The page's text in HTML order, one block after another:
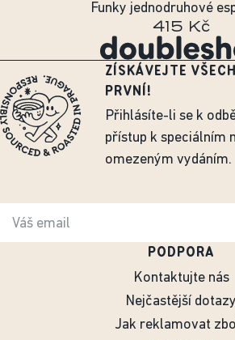
Funky jednodruhové
415 Kč
ZÍSKÁVEJTE
PRVNÍ!
Přihlásíte-li se k
přístup k speciálním
omezeným vydáním.
PODPORA
Kontaktujte nás
Nejčastější dotazy
Jak reklamovat